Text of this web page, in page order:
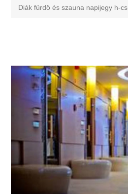
Diák fürdö és szauna napijegy h-cs